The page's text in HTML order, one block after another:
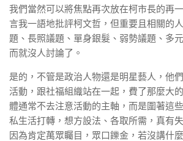
我們當然可以將焦點再次放在柯市長的再
言我一語地批評柯文哲，但重要且相關的
題、長照議題、單身銀髮、弱勢議題、多
而就沒人討論了。
是的，不管是政治人物還是明星藝人，他
活動，跟社福組織站在一起，費了那麼大
體通常不去注意活動的主軸，而是圍著這
私生活打轉，想方設法、各取所需，真有
因為肯定萬眾矚目，眾口鑠金，若沒講什